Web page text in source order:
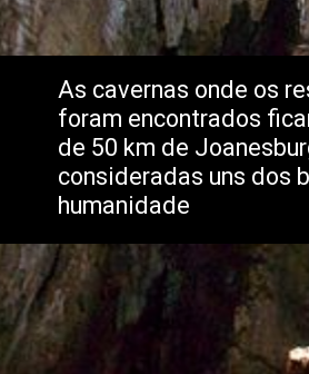
As cavernas onde os
foram encontrados
de 50 km de
consideradas uns dos
humanidade